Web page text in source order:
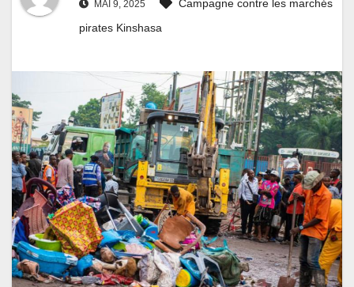
MAI 9, 2025
Campagne contre les marchés
pirates Kinshasa